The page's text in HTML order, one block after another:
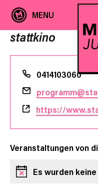
stattkino
Telefon
0414103060
Email
Webseite
https://
Veranstaltungen von
HinweisEs wurden